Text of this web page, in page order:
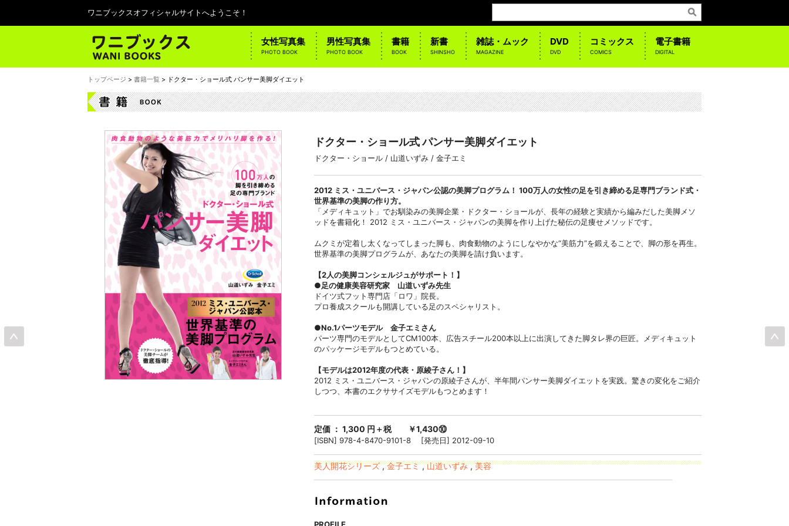
ワニブックスオフィシャルサイトへようこそ！
女性写真集
PHOTO BOOK
男性写真集
PHOTO BOOK
書籍
BOOK
新書
SHINSHO
雑誌・ムック
MAGAZINE
DVD
DVD
コミックス
COMICS
電子書籍
DIGITAL
トップページ > 書籍一覧 > ドクター・ショール式 パンサー美脚ダイエット
ドクター・ショール式 パンサー美脚ダイエット
ドクター・ショール / 山道いずみ / 金子エミ
2012 ミス・ユニバース・ジャパン公認の美脚プログラム！ 100万人の女性の足を引き締める足専門ブランド式・
世界基準の美脚の作り方。
「メディキュット」でお馴染みの美脚企業・ドクター・ショールが、長年の経験と実績から編みだした美脚メソ
ッドを書籍化！ 2012 ミス・ユニバース・ジャパンの美脚を作り上げた秘伝の足痩せメソッドです。
ムクミが定着し太くなってしまった脚も、肉食動物のようにしなやかな“美筋力”を鍛えることで、脚の形を再生。
世界基準の美脚プログラムが、あなたの美脚を請け負います。
【2人の美脚コンシェルジュがサポート！】
●足の健康美容研究家 山道いずみ先生
ドイツ式フット専門店「ロワ」院長。
プロ養成スクールも開講している足のスペシャリスト。
●No.1パーツモデル 金子エミさん
パーツ専門のモデルとしてCM100本、広告スチール200本以上に出演してきた脚タレ界の巨匠。メディキュット
のパッケージモデルもつとめている。
【モデルは2012年度の代表・原綾子さん！】
2012 ミス・ユニバース・ジャパンの原綾子さんが、半年間パンサー美脚ダイエットを実践。驚きの変化をご紹介
しつつ、本書のエクササイズモデルもつとめます！
定価 ： 1,300 円＋税 ￥1,430⑩
[ISBN] 978-4-8470-9101-8 [発売日] 2012-09-10
美人開花シリーズ,金子エミ,山道いずみ,美容